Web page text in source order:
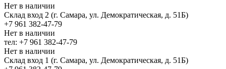
Нет в наличии
Склад вход 2 (г. Самара, ул. Демократическая, д. 51Б)
+7 961 382-47-79
Нет в наличии
тел: +7 961 382-47-79
Нет в наличии
Склад вход 1 (г. Самара, ул. Демократическая, д. 51Б)